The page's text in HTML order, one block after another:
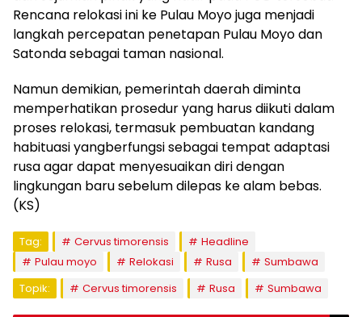
Rencana relokasi ini ke Pulau Moyo juga menjadi
langkah percepatan penetapan Pulau Moyo dan
Satonda sebagai taman nasional.
Namun demikian, pemerintah daerah diminta
memperhatikan prosedur yang harus diikuti dalam
proses relokasi, termasuk pembuatan kandang
habituasi yangberfungsi sebagai tempat adaptasi
rusa agar dapat menyesuaikan diri dengan
lingkungan baru sebelum dilepas ke alam bebas.
(KS)
Tag: Cervus timorensis
Headline
Pulau moyo
Relokasi Rusa
Sumbawa
Topik:
Cervus timorensis Rusa Sumbawa